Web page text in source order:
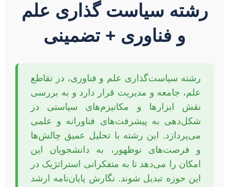
رشته سیاست گذاری علم
و فناوری + تضمینی
رشته سیاست‌گذاری علم و فناوری، در تقاطع
علم، جامعه و مدیریت قرار دارد و به بررسی
نقش ابزارها و مکانیزم‌های سیاستی در
شکل‌دهی به پیشرفت‌های فناورانه و علمی
می‌پردازد. این رشته با تحلیل عمیق چالش‌ها
و فرصت‌های نوظهور، به دانشجویان این
امکان را می‌دهد تا به متفکرانی استراتژیک در
این حوزه تبدیل شوند. نگارش پایان‌نامه ارشد